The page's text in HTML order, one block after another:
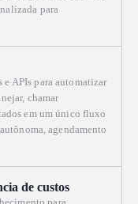
para
e APIs para automatizar
chamar
em um único fluxo
agendamento
de custos